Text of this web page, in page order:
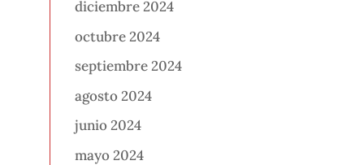
diciembre 2024
octubre 2024
septiembre 2024
agosto 2024
junio 2024
mayo 2024